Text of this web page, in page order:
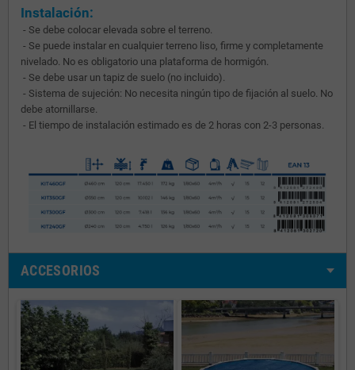
Instalación:
- Se debe colocar elevada sobre el terreno.
- Se puede instalar en cualquier terreno liso, firme y completamente
nivelado. No es obligatorio una plataforma de hormigón.
- Se debe usar un tapiz de suelo (no incluido).
- Sistema de sujeción: No necesita ningún tipo de fijación al suelo. No
debe atornillarse.
- El tiempo de instalación estimado es de 2 horas con 2-3 personas.
ACCESORIOS